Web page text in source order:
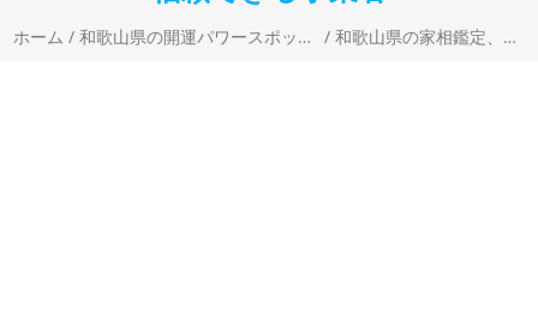
ホーム / 和歌山県の開運パワースポットと風水・開運占い / 和歌山県の家相鑑定、人気の鑑定士と信頼できる事業者